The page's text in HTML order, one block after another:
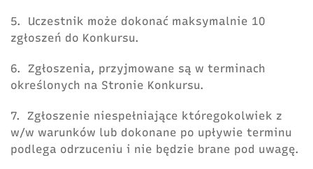
5. Uczestnik może dokonać maksymalnie 10
zgłoszeń do Konkursu.
6. Zgłoszenia, przyjmowane są w terminach
określonych na Stronie Konkursu.
7. Zgłoszenie niespełniające któregokolwiek z
w/w warunków lub dokonane po upływie terminu
podlega odrzuceniu i nie będzie brane pod uwagę.